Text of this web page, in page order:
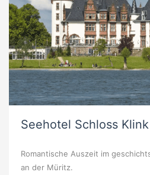
Seehotel Schloss Klink
Romantische Auszeit im
an der Müritz.